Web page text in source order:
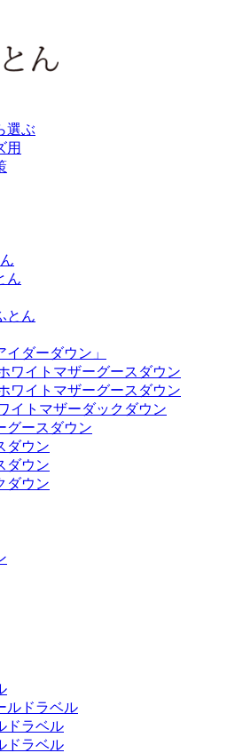
選ぶ
用
ん
とん
ダーダウン」
ワイトマザーグースダウン
ワイトマザーグースダウン
イトマザーダックダウン
グースダウン
ダウン
ダウン
ダウン
ルドラベル
ドラベル
ドラベル